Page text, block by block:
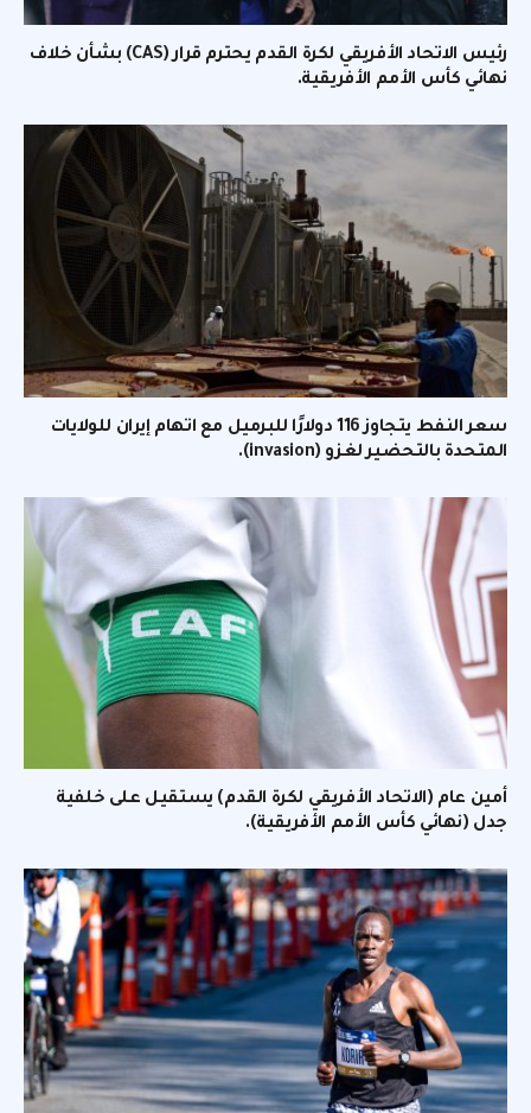
رئيس الاتحاد الأفريقي لكرة القدم يحترم قرار (CAS) بشأن خلاف
نهائي كأس الأمم الأفريقية.
سعر النفط يتجاوز 116 دولارًا للبرميل مع اتهام إيران للولايات
المتحدة بالتحضير لغزو (invasion).
أمين عام (الاتحاد الأفريقي لكرة القدم) يستقيل على خلفية
جدل (نهائي كأس الأمم الأفريقية).